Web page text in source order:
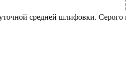
средней шлифовки. Серого